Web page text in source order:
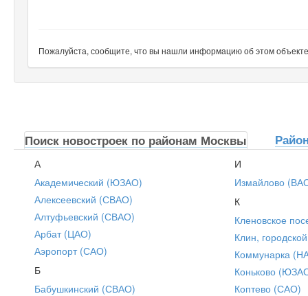
Пожалуйста, сообщите, что вы нашли информацию об этом
Поиск новостроек по районам Москвы
А
Академический (ЮЗАО)
Алексеевский (СВАО)
Алтуфьевский (СВАО)
Арбат (ЦАО)
Аэропорт (САО)
Б
Бабушкинский (СВАО)
И
Измайлово
К
Кленовское
Клин,
Коммунарка
Коньково
Коптево (САО)